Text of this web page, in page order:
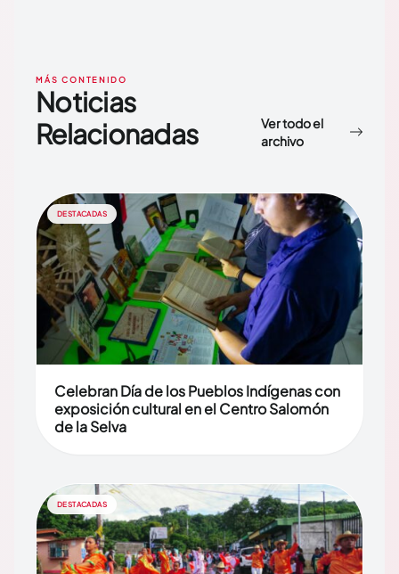
MÁS CONTENIDO
Noticias
Relacionadas
Ver todo el
archivo
DESTACADAS
Celebran Día de los Pueblos Indígenas con
exposición cultural en el Centro Salomón
de la Selva
DESTACADAS